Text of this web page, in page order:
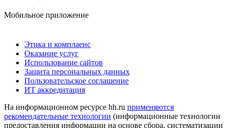
Мобильное приложение
Этика и комплаенс
Оказание услуг
Использование сайтов
Защита персональных данных
Пользовательское соглашение
ИТ аккредитация
На информационном ресурсе hh.ru применяются
рекомендательные технологии (информационные технологии
предоставления информации на основе сбора, систематизации